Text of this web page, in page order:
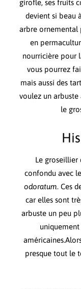
girofle, ses fruits
devient si beau
arbre ornemental
en
nourricière pour
vous pourrez
mais aussi des
voulez un
le
Le groseillier
confondu avec le
odoratum. Ces
car elles sont
arbuste un peu
presque tout le